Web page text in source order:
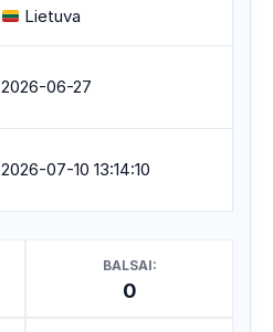
Lietuva
2026-06-27
2026-07-10 13:14:10
BALSAI:
0